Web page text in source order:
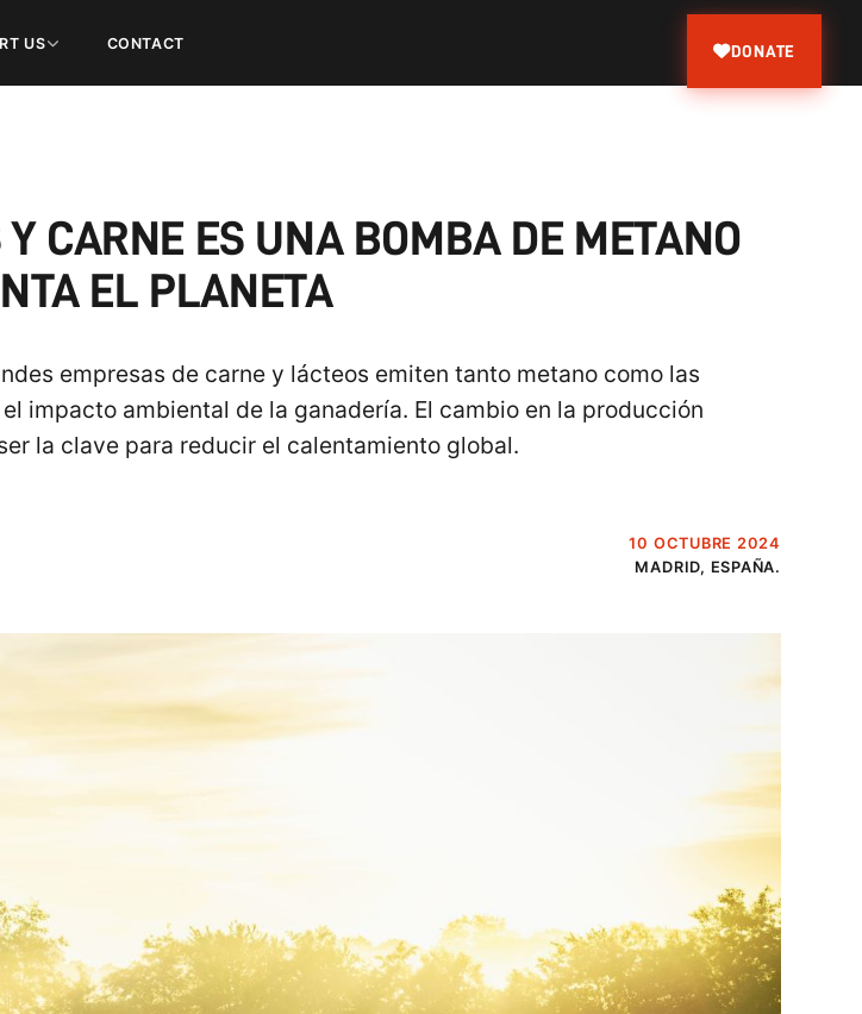
US CONTACT DONATE
CARNE ES UNA BOMBA DE METANO
EL PLANETA
empresas de carne y lácteos emiten tanto metano como las
impacto ambiental de la ganadería. El cambio en la producción
la clave para reducir el calentamiento global.
10 OCTUBRE 2024
MADRID, ESPAÑA.